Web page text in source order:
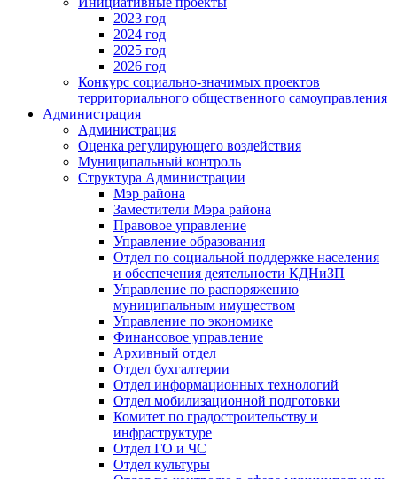
2023 год
2024 год
2025 год
2026 год
Конкурс социально-значимых проектов
территориального общественного самоуправления
Администрация
Администрация
Оценка регулирующего воздействия
Муниципальный контроль
Структура Администрации
Мэр района
Заместители Мэра района
Правовое управление
Управление образования
Отдел по социальной поддержке населения
и обеспечения деятельности КДНиЗП
Управление по распоряжению
муниципальным имуществом
Управление по экономике
Финансовое управление
Архивный отдел
Отдел бухгалтерии
Отдел информационных технологий
Отдел мобилизационной подготовки
Комитет по градостроительству и
инфраструктуре
Отдел ГО и ЧС
Отдел культуры